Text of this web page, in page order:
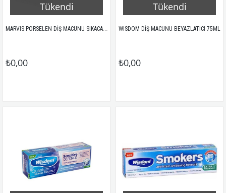
Tükendi
MARVIS PORSELEN DİŞ MACUNU SIKACAĞI
₺0,00
Tükendi
WISDOM DİŞ MACUNU BEYAZLATICI 75ML
₺0,00